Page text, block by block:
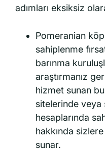
adımları eksiksiz
Pomeranian
sahiplenme
barınma
araştırmanız
hizmet sunan
sitelerinde veya
hesaplarında
hakkında
sunar.